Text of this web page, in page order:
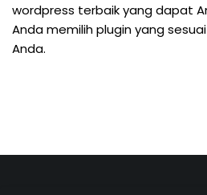
wordpress terbaik yang dapat
Anda memilih plugin yang
Anda.